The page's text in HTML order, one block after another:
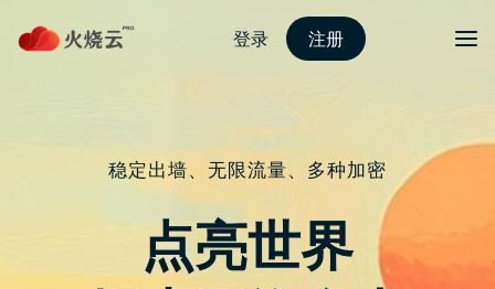
nordvpn 安卓
你可能会猜到 Galaxy Z Flip3 是摺叠
手机提升市占的关键，但可能没料到
2022 年第一季它吃下摺叠手机五成
出货量